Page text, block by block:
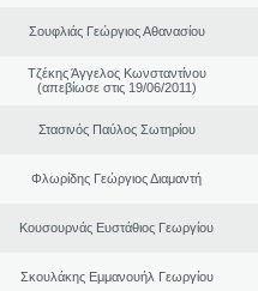
Σουφλιάς Γεώργιος Αθανασίου
Τζέκης Άγγελος Κωνσταντίνου
(απεβίωσε στις 19/06/2011)
Στασινός Παύλος Σωτηρίου
Φλωρίδης Γεώργιος Διαμαντή
Κουσουρνάς Ευστάθιος Γεωργίου
Σκουλάκης Εμμανουήλ Γεωργίου